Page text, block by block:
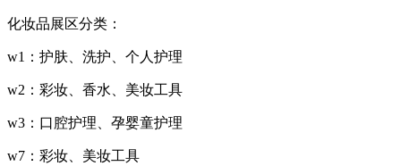
化妆品展区分类：
w1：护肤、洗护、个人护理
w2：彩妆、香水、美妆工具
w3：口腔护理、孕婴童护理
w7：彩妆、美妆工具